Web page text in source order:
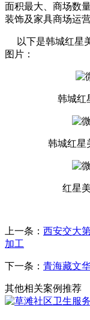
面积最大、商场数
装饰及家具商场运
以下是韩城红星
图片：
韩城红
韩城红星
红星
上一条： 西安交大
加工
下一条： 青海藏文
其他相关案例推荐